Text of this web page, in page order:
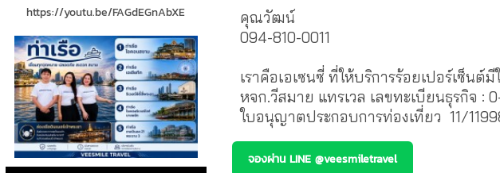
https://youtu.be/FAGdEGnAbXE
คุณวัฒน์
094-810-0011
เราคือเอเซนซี่ ที่ให้บริการร้อยเปอร์เซ็น
หจก.วีสมาย แทรเวล เลขทะเบียนธุรกิจ :
ใบอนุญาตประกอบการท่องเที่ยว 11/
จองผ่าน LINE @veesmiletravel